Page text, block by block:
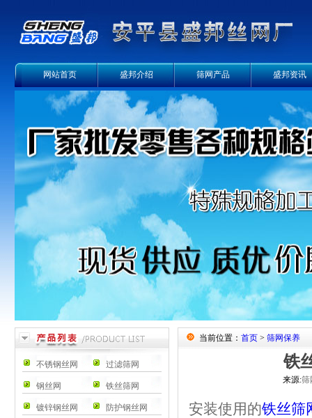
网站首页 盛邦介绍 筛网产品 盛邦资讯
不锈钢丝网 过滤筛网
钢丝网 铁丝筛网
镀锌钢丝网 防护钢丝网
当前位置： 首页 > 筛网保养
铁
来源:筛
安装使用的铁丝筛